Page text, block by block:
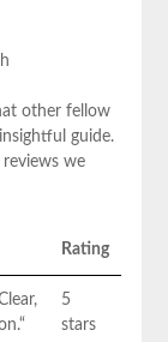
‌other fellow
guide.
⁢we
Rating
5
stars